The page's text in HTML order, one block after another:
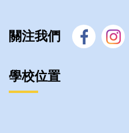
關注我們
學校位置